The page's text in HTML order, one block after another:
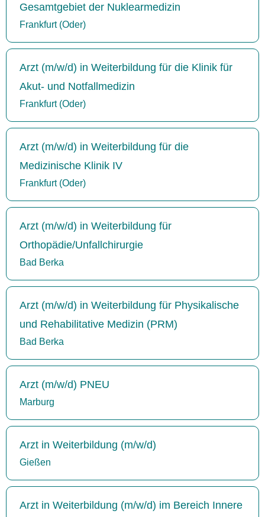
Gesamtgebiet der Nuklearmedizin
Frankfurt (Oder)
Arzt (m/w/d) in Weiterbildung für die Klinik für
Akut- und Notfallmedizin
Frankfurt (Oder)
Arzt (m/w/d) in Weiterbildung für die
Medizinische Klinik IV
Frankfurt (Oder)
Arzt (m/w/d) in Weiterbildung für
Orthopädie/Unfallchirurgie
Bad Berka
Arzt (m/w/d) in Weiterbildung für Physikalische
und Rehabilitative Medizin (PRM)
Bad Berka
Arzt (m/w/d) PNEU
Marburg
Arzt in Weiterbildung (m/w/d)
Gießen
Arzt in Weiterbildung (m/w/d) im Bereich Innere